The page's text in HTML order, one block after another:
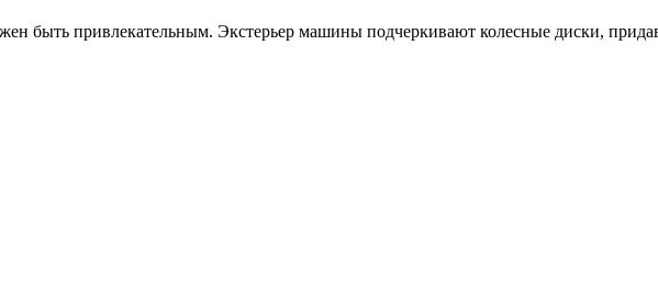
быть привлекательным. Экстерьер машины подчеркивают колесные диски,